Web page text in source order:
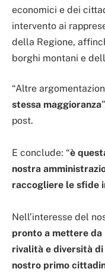
economici e dei
intervento ai
della Regione,
borghi montani e
“Altre
stessa maggioranza
post.
E conclude: “è
nostra
raccogliere le sfide
Nell’interesse del
pronto a mettere da
rivalità e diversità
nostro primo